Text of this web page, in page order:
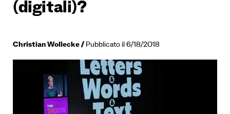
(digitali)?
Christian Wollecke Pubblicato il 6/18/2018